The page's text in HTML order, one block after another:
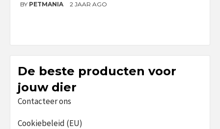
BY PETMANIA 2 JAAR AGO
De beste producten voor
jouw dier
Contacteer ons
Cookiebeleid (EU)